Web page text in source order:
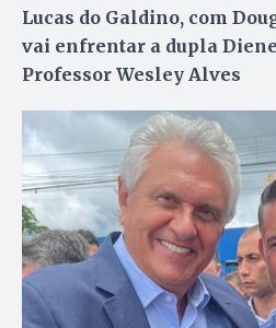
Lucas do Galdino, com
vai enfrentar a dupla
Professor Wesley Alves